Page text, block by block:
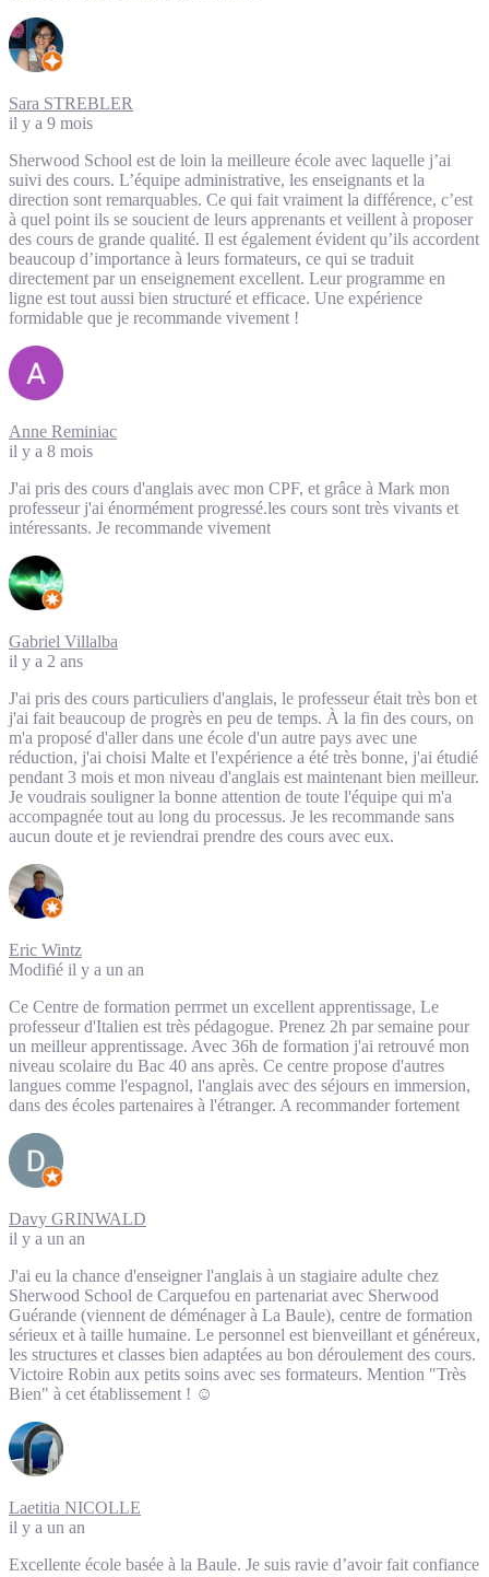
Sara STREBLER
il y a 9 mois
Sherwood School est de loin la meilleure école avec laquelle j’ai
suivi des cours. L’équipe administrative, les enseignants et la
direction sont remarquables. Ce qui fait vraiment la différence, c’est
à quel point ils se soucient de leurs apprenants et veillent à proposer
des cours de grande qualité. Il est également évident qu’ils accordent
beaucoup d’importance à leurs formateurs, ce qui se traduit
directement par un enseignement excellent. Leur programme en
ligne est tout aussi bien structuré et efficace. Une expérience
formidable que je recommande vivement !
Anne Reminiac
il y a 8 mois
J'ai pris des cours d'anglais avec mon CPF, et grâce à Mark mon
professeur j'ai énormément progressé.les cours sont très vivants et
intéressants. Je recommande vivement
Gabriel Villalba
il y a 2 ans
J'ai pris des cours particuliers d'anglais, le professeur était très bon et
j'ai fait beaucoup de progrès en peu de temps. À la fin des cours, on
m'a proposé d'aller dans une école d'un autre pays avec une
réduction, j'ai choisi Malte et l'expérience a été très bonne, j'ai étudié
pendant 3 mois et mon niveau d'anglais est maintenant bien meilleur.
Je voudrais souligner la bonne attention de toute l'équipe qui m'a
accompagnée tout au long du processus. Je les recommande sans
aucun doute et je reviendrai prendre des cours avec eux.
Eric Wintz
Modifié il y a un an
Ce Centre de formation perrmet un excellent apprentissage, Le
professeur d'Italien est très pédagogue. Prenez 2h par semaine pour
un meilleur apprentissage. Avec 36h de formation j'ai retrouvé mon
niveau scolaire du Bac 40 ans après. Ce centre propose d'autres
langues comme l'espagnol, l'anglais avec des séjours en immersion,
dans des écoles partenaires à l'étranger. A recommander fortement
Davy GRINWALD
il y a un an
J'ai eu la chance d'enseigner l'anglais à un stagiaire adulte chez
Sherwood School de Carquefou en partenariat avec Sherwood
Guérande (viennent de déménager à La Baule), centre de formation
sérieux et à taille humaine. Le personnel est bienveillant et généreux,
les structures et classes bien adaptées au bon déroulement des cours.
Victoire Robin aux petits soins avec ses formateurs. Mention "Très
Bien" à cet établissement ! ☺️
Laetitia NICOLLE
il y a un an
Excellente école basée à la Baule. Je suis ravie d’avoir fait confiance